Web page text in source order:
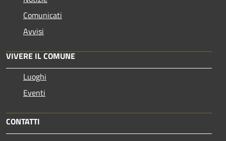
Comunicati
Avvisi
VIVERE IL COMUNE
Luoghi
Eventi
CONTATTI